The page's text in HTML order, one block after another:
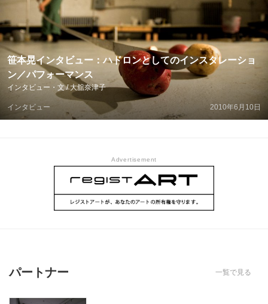
笹本晃インタビュー：ハドロンとしてのインスタレーショ
ン／パフォーマンス
インタビュー・文 / 大舘奈津子
インタビュー 2010年6月10日
Advertisement
パートナー 一覧で見る